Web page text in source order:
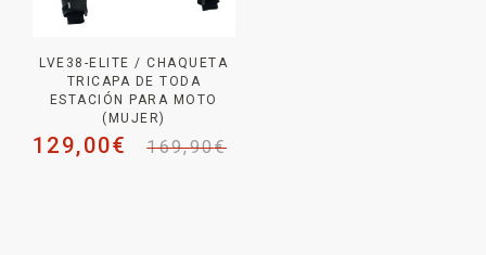
LVE38-ELITE / CHAQUETA
TRICAPA DE TODA
ESTACIÓN PARA MOTO
(MUJER)
169,90€
129,00€